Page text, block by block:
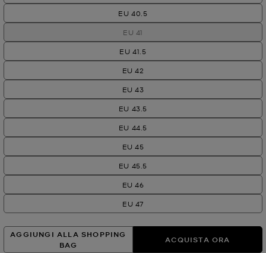
EU 40.5
EU 41
EU 41.5
EU 42
EU 43
EU 43.5
EU 44.5
EU 45
EU 45.5
EU 46
EU 47
AGGIUNGI ALLA SHOPPING
BAG
ACQUISTA ORA